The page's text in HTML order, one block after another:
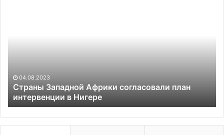
Нигере
04.08.2023
Страны Западной Африки согласовали план
интервенции в Нигере
за